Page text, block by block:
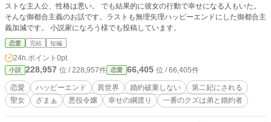
ストな主人公、性格は悪い。 でも結果的に彼女の行動で幸せになる人もいた。
そんな御都合主義のお話です。ラストも無理矢理ハッピーエンドにした御都合主
義加減です。 小説家になろう様でも投稿しています。
恋愛 完結 短編
24h.ポイント 0pt
小説 228,957 位 / 228,957件 恋愛 66,405 位 / 66,405件
恋愛 ハッピーエンド 異世界 婚約破棄しない
第二妃にされる
聖女
ざまぁ 悪役令嬢 幸せの綱渡り 一番のクズは弟と婚約者